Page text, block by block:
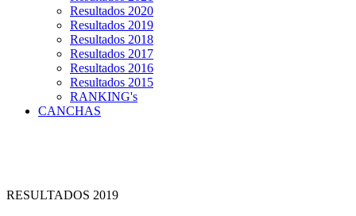
Resultados 2020
Resultados 2019
Resultados 2018
Resultados 2017
Resultados 2016
Resultados 2015
RANKING's
CANCHAS
RESULTADOS 2019